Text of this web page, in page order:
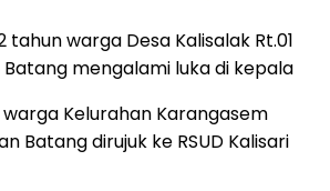
tahun warga Desa Kalisalak Rt.01
mengalami luka di kepala
warga Kelurahan Karangasem
Batang dirujuk ke RSUD Kalisari